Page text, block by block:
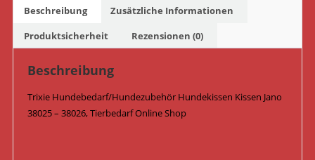
Grau
Menge
Beschreibung
Zusätzliche Informationen
Produktsicherheit
Rezensionen (0)
Beschreibung
Trixie Hundebedarf/Hundezubehör Hundekissen Kissen Jano
38025 – 38026, Tierbedarf Online Shop